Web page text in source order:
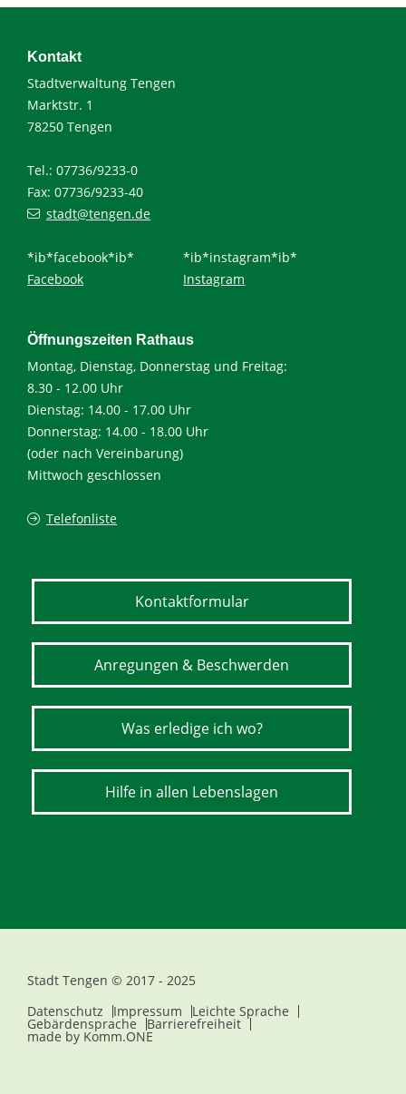
Kontakt
Stadtverwaltung Tengen
Marktstr. 1
78250 Tengen
Tel.: 07736/9233-0
Fax: 07736/9233-40
stadt@tengen.de
*ib*facebook*ib*
Facebook
*ib*instagram*ib*
Instagram
Öffnungszeiten Rathaus
Montag, Dienstag, Donnerstag und Freitag:
8.30 - 12.00 Uhr
Dienstag: 14.00 - 17.00 Uhr
Donnerstag: 14.00 - 18.00 Uhr
(oder nach Vereinbarung)
Mittwoch geschlossen
Telefonliste
Kontaktformular
Anregungen & Beschwerden
Was erledige ich wo?
Hilfe in allen Lebenslagen
Stadt Tengen © 2017 - 2025
Datenschutz
Impressum Leichte Sprache
Gebärdensprache Barrierefreiheit
made by Komm.ONE